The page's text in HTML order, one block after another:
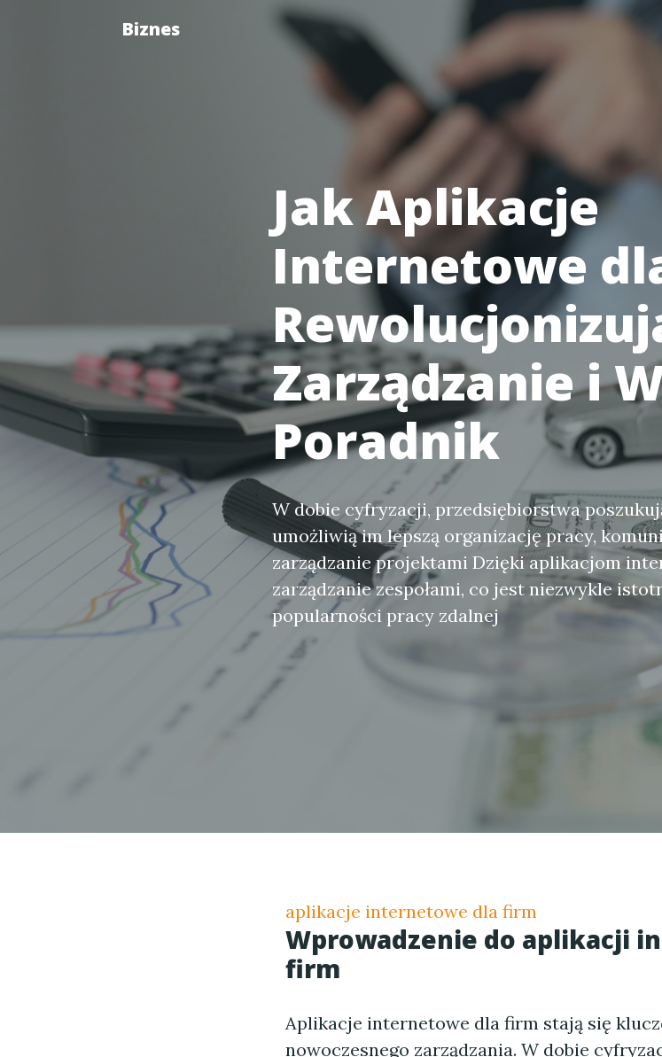
Biznes
Jak Aplikacje
Internetowe
Zarządzanie i
Poradnik
W dobie cyfryzacji, przedsiębiorstwa
umożliwią im lepszą organizację pracy,
zarządzanie projektami Dzięki aplikacjom
zarządzanie zespołami, co jest niezwykle
popularności pracy zdalnej
aplikacje internetowe dla firm
Wprowadzenie do aplikacji
firm
Aplikacje internetowe dla firm stają się
nowoczesnego zarządzania. W dobie